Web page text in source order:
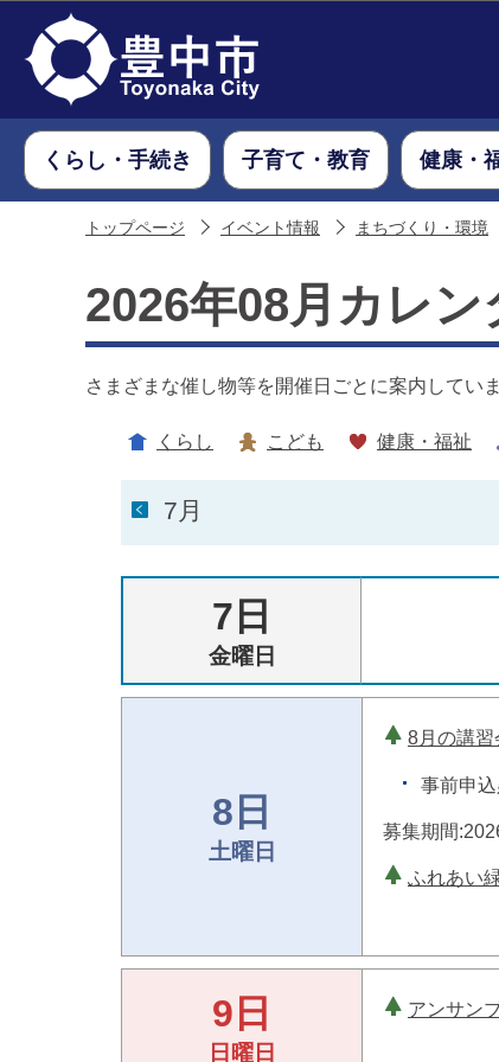
くらし・手続き 子育て・教育 健康・
トップページ イベント情報 まちづくり・環境
2026年08月カレ
さまざまな催し物等を開催日ごとに案内してい
くらし こども 健康・福祉
7月
7日
金曜日
8日
土曜日
8月の講
事前申
募集期間
ふれあい
9日
日曜日
アンサン